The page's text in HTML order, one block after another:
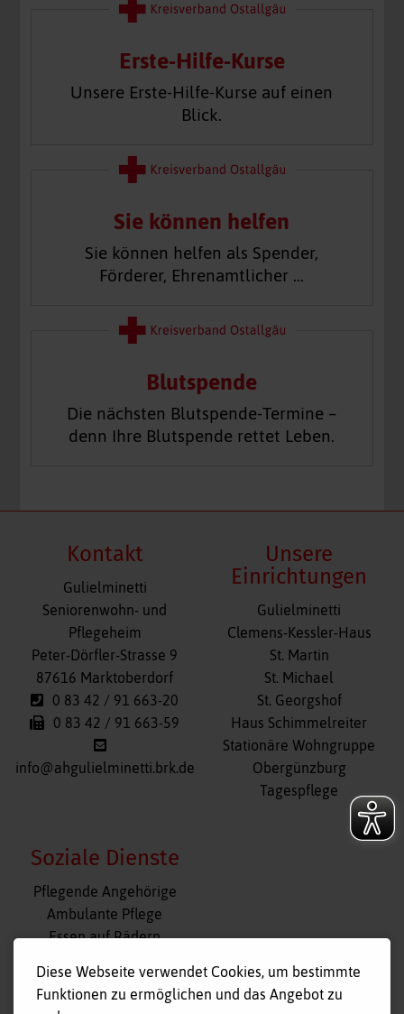
Erste-Hilfe-Kurse
Unsere Erste-Hilfe-Kurse auf einen
Blick.
Sie können helfen
Sie können helfen als Spender,
Förderer, Ehrenamtlicher …
Blutspende
Die nächsten Blutspende-Termine –
denn Ihre Blutspende rettet Leben.
Kontakt
Gulielminetti
Seniorenwohn- und
Pflegeheim
Peter-Dörfler-Strasse 9
87616 Marktoberdorf
0 83 42 / 91 663-20
0 83 42 / 91 663-59
info@ahgulielminetti.brk.de
Unsere
Einrichtungen
Navigation
überspringen
Gulielminetti
Clemens-Kessler-Haus
St. Martin
St. Michael
St. Georgshof
Haus Schimmelreiter
Stationäre Wohngruppe
Obergünzburg
Tagespflege
Soziale Dienste
Navigation
überspringen
Pflegende Angehörige
Ambulante Pflege
Essen auf Rädern
Tagespflege
Hausnotruf
Diese Webseite verwendet Cookies, um bestimmte
Funktionen zu ermöglichen und das Angebot zu